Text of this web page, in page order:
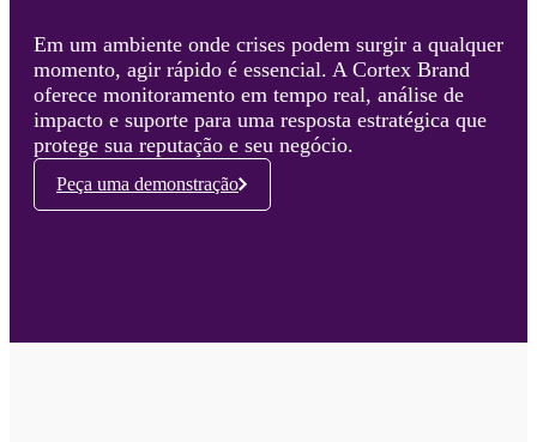
Em um ambiente onde crises podem surgir a qualquer
momento, agir rápido é essencial. A Cortex Brand
oferece monitoramento em tempo real, análise de
impacto e suporte para uma resposta estratégica que
protege sua reputação e seu negócio.
Peça uma demonstração